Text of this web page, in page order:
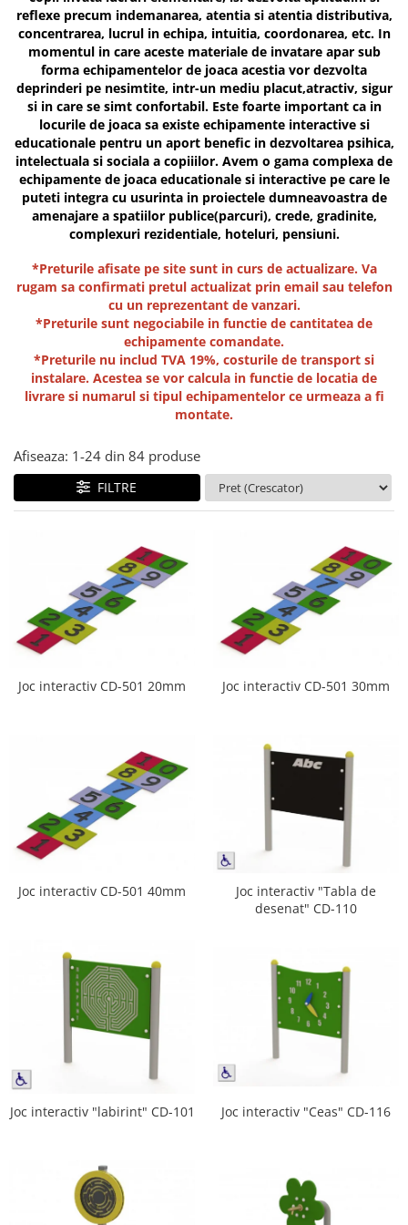
Jocuri cu nisip
Echipamente de catarat
Trasee echilibristica
Echipamente tematice
Echipamente persoane cu
dizabilitati
Echipament muzical
Animale din cauciuc
SPORT SI FITNESS
Skateboarding
Fotbal si Handbal
Ciclism
Street Workout
Terenuri Multisport
Trasee Ninja
Mese de jocuri
MOBILIER URBAN
Garduri/Imprejmuiri
Panouri pentru informare/Marcaje
Foisoare si pergole
Rastel Biciclete
Banci
reflexe precum indemanarea, atentia si atentia distributiva,
concentrarea, lucrul in echipa, intuitia, coordonarea, etc. In
momentul in care aceste materiale de invatare apar sub
forma echipamentelor de joaca acestia vor dezvolta
deprinderi pe nesimtite, intr-un mediu placut,atractiv, sigur
si in care se simt confortabil. Este foarte important ca in
locurile de joaca sa existe echipamente interactive si
educationale pentru un aport benefic in dezvoltarea psihica,
intelectuala si sociala a copiiilor. Avem o gama complexa de
echipamente de joaca educationale si interactive pe care le
puteti integra cu usurinta in proiectele dumneavoastra de
amenajare a spatiilor publice(parcuri), crede, gradinite,
complexuri rezidentiale, hoteluri, pensiuni.
*Preturile afisate pe site sunt in curs de actualizare. Va
rugam sa confirmati pretul actualizat prin email sau telefon
cu un reprezentant de vanzari.
*Preturile sunt negociabile in functie de cantitatea de
echipamente comandate.
*Preturile nu includ TVA 19%, costurile de transport si
instalare. Acestea se vor calcula in functie de locatia de
livrare si numarul si tipul echipamentelor ce urmeaza a fi
montate.
Afiseaza: 1-24 din 84 produse
FILTRE
Joc interactiv CD-501 20mm Joc interactiv CD-501 30mm
Joc interactiv CD-501 40mm
Joc interactiv "Tabla de
desenat" CD-110
Joc interactiv "labirint" CD-101 Joc interactiv "Ceas" CD-116